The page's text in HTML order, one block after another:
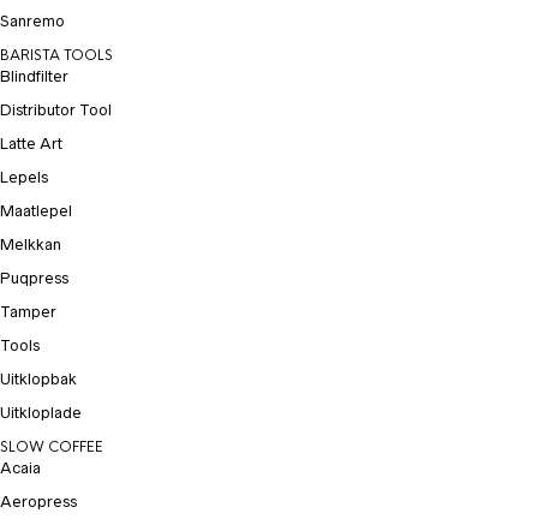
Sanremo
BARISTA TOOLS
Blindfilter
Distributor Tool
Latte Art
Lepels
Maatlepel
Melkkan
Puqpress
Tamper
Tools
Uitklopbak
Uitkloplade
SLOW COFFEE
Acaia
Aeropress